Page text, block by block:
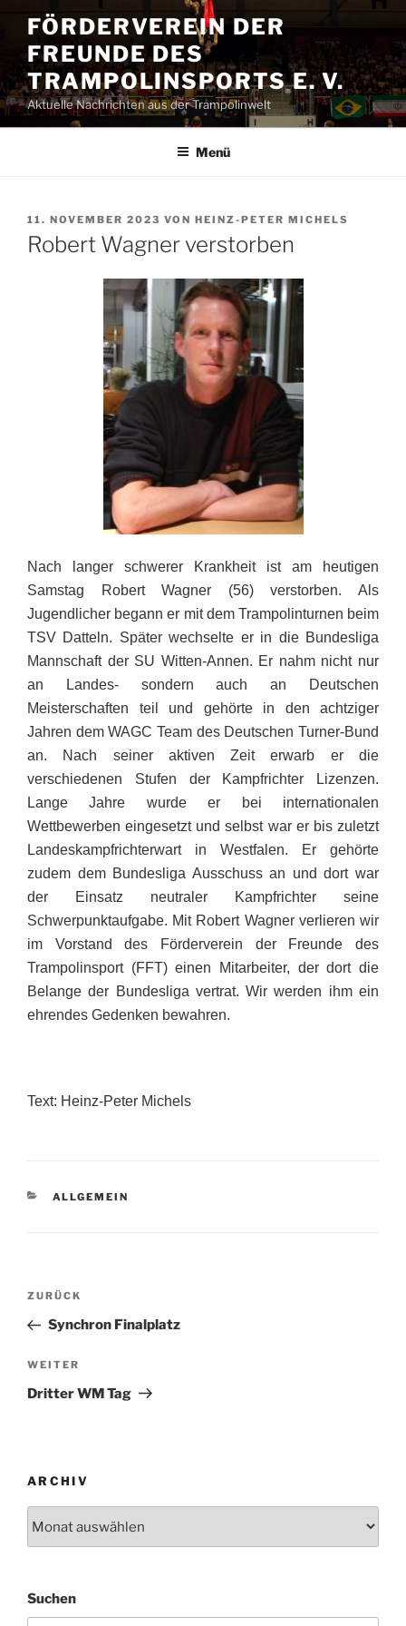
Inhalt
springen
FÖRDERVEREIN DER
FREUNDE DES
TRAMPOLINSPORTS E. V.
Aktuelle Nachrichten aus der Trampolinwelt
Menü
VERÖFFENTLICHT
AM
11. NOVEMBER 2023 VON HEINZ-PETER MICHELS
Robert Wagner verstorben
Nach langer schwerer Krankheit ist am heutigen
Samstag Robert Wagner (56) verstorben. Als
Jugendlicher begann er mit dem Trampolinturnen beim
TSV Datteln. Später wechselte er in die Bundesliga
Mannschaft der SU Witten-Annen. Er nahm nicht nur
an Landes- sondern auch an Deutschen
Meisterschaften teil und gehörte in den achtziger
Jahren dem WAGC Team des Deutschen Turner-Bund
an. Nach seiner aktiven Zeit erwarb er die
verschiedenen Stufen der Kampfrichter Lizenzen.
Lange Jahre wurde er bei internationalen
Wettbewerben eingesetzt und selbst war er bis zuletzt
Landeskampfrichterwart in Westfalen. Er gehörte
zudem dem Bundesliga Ausschuss an und dort war
der Einsatz neutraler Kampfrichter seine
Schwerpunktaufgabe. Mit Robert Wagner verlieren wir
im Vorstand des Förderverein der Freunde des
Trampolinsport (FFT) einen Mitarbeiter, der dort die
Belange der Bundesliga vertrat. Wir werden ihm ein
ehrendes Gedenken bewahren.
Text: Heinz-Peter Michels
KATEGORIEN
ALLGEMEIN
Beitragsnavigation
Vorheriger
Beitrag
ZURÜCK
Synchron Finalplatz
Nächster
Beitrag
WEITER
Dritter WM Tag
ARCHIV
Suchen